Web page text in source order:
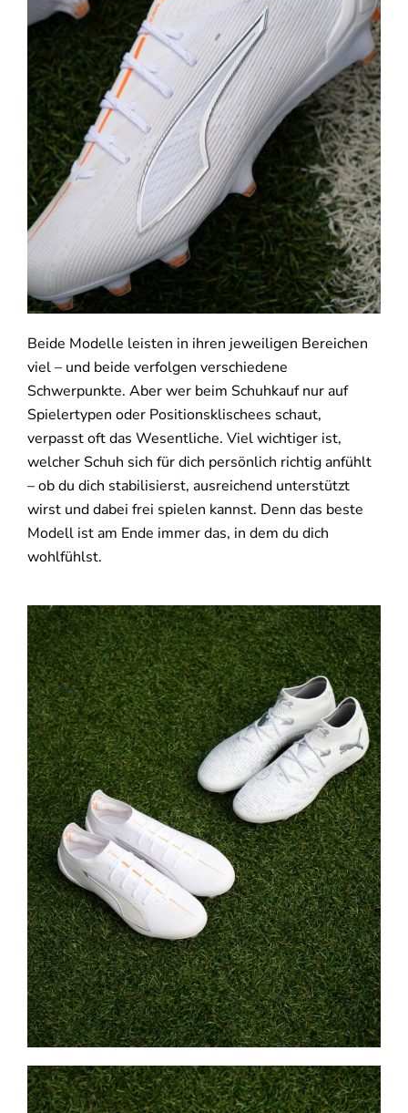
Beide Modelle leisten in ihren jeweiligen Bereichen
viel – und beide verfolgen verschiedene
Schwerpunkte. Aber wer beim Schuhkauf nur auf
Spielertypen oder Positionsklischees schaut,
verpasst oft das Wesentliche. Viel wichtiger ist,
welcher Schuh sich für dich persönlich richtig anfühlt
– ob du dich stabilisierst, ausreichend unterstützt
wirst und dabei frei spielen kannst. Denn das beste
Modell ist am Ende immer das, in dem du dich
wohlfühlst.